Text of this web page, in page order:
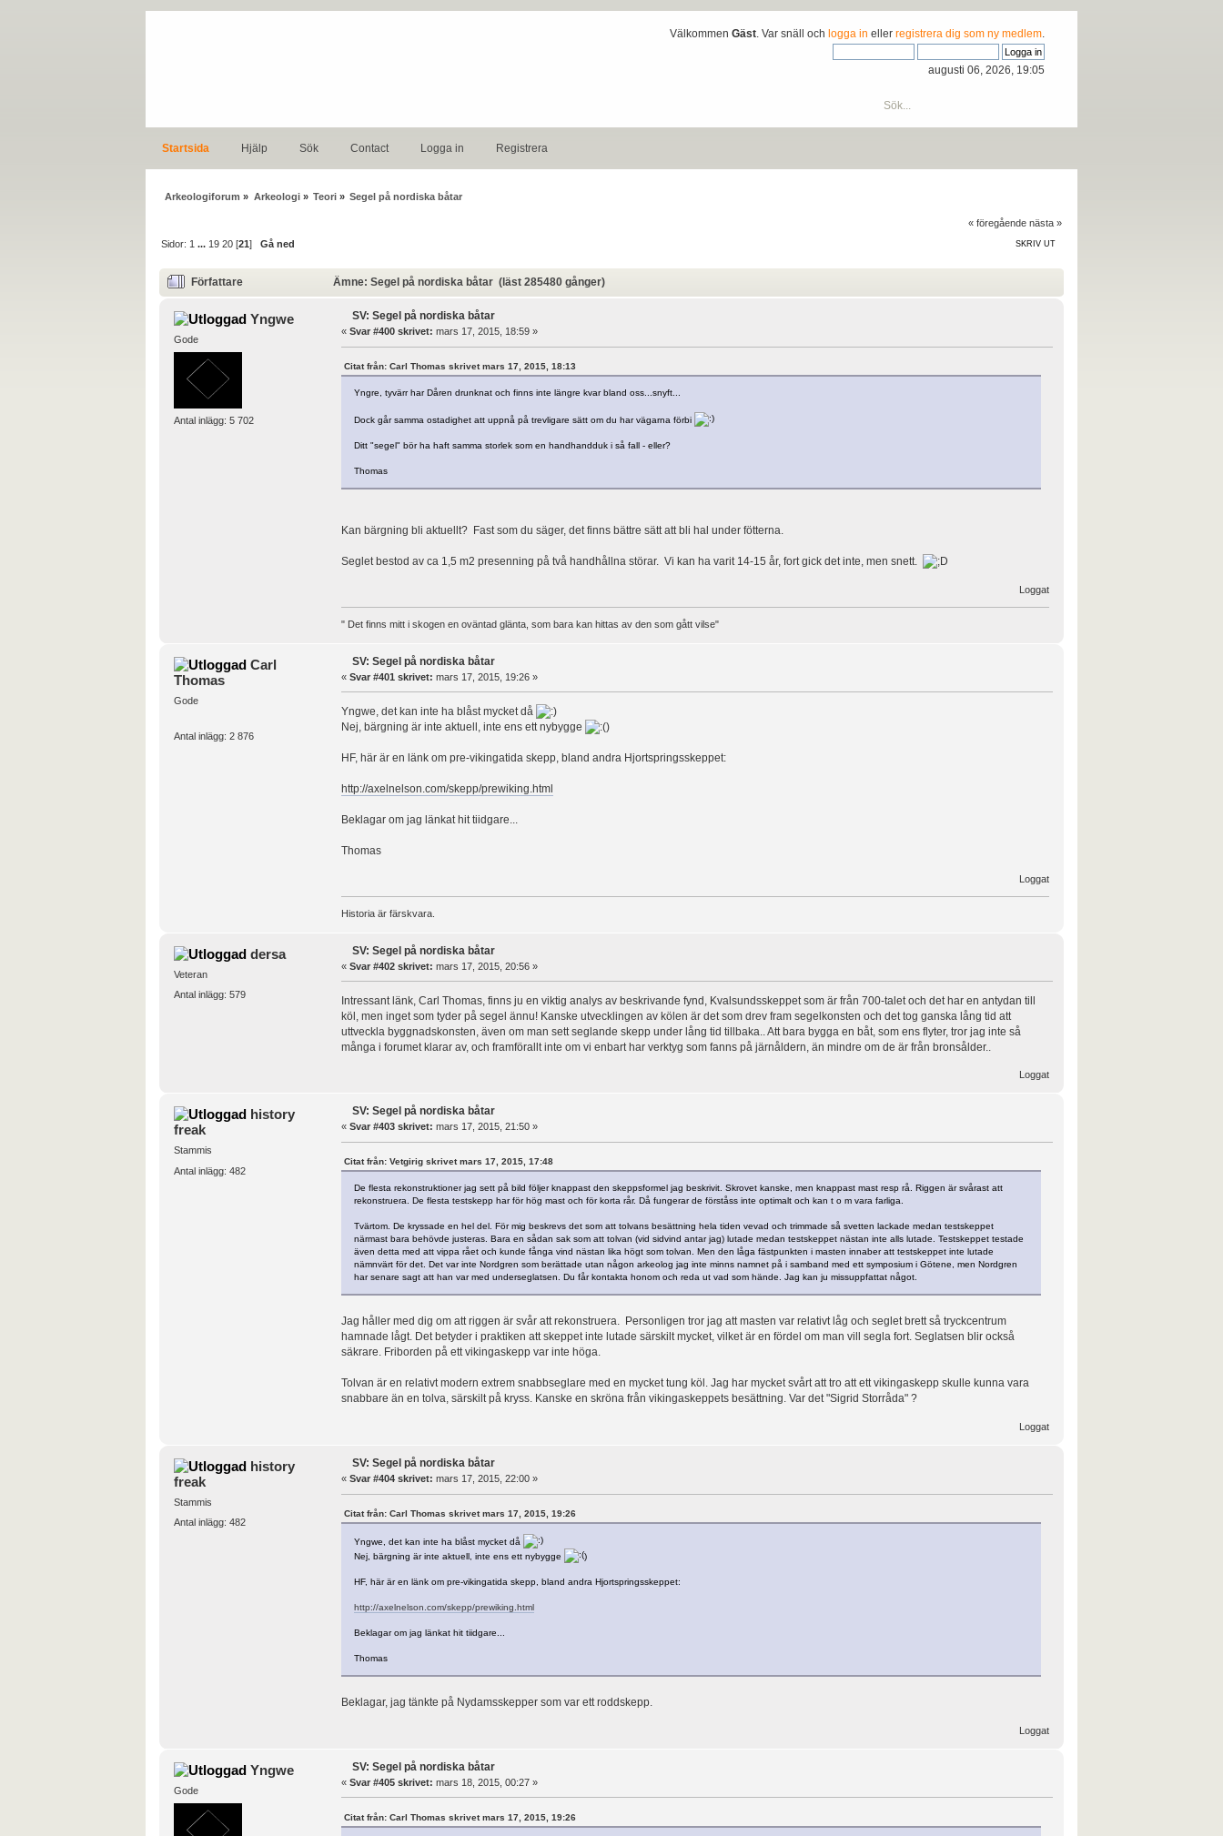
VälkommenGäst . Var snäll ochlogga in ellerregistrera dig som ny medlem
augusti 06, 2026, 19:05
Startsida Hjälp Sök Contact Logga in Registrera
Arkeologiforum » Arkeologi» Teori» Segel på nordiska båtar
« föregående nästa »
SKRIV UT
Sidor: 1 ... 19 20 [21]Gå ned
Författare Ämne: Segel på nordiska båtar (läst 285480 gånger)
Yngwe
Gode
Antal inlägg: 5 702
SV: Segel på nordiska båtar
« Svar #400 skrivet: mars 17, 2015, 18:59 »
Citat från: Carl Thomas skrivet mars 17, 2015, 18:13
Yngre, tyvärr har Dåren drunknat och finns inte längre kvar bland oss...snyft...
Dock går samma ostadighet att uppnå på trevligare sätt om du har vägarna förbi
Ditt "segel" bör ha haft samma storlek som en handhandduk i så fall - eller?
Thomas
Kan bärgning bli aktuellt? Fast som du säger, det finns bättre sätt att bli hal under fötterna.
Seglet bestod av ca 1,5 m2 presenning på två handhållna störar. Vi kan ha varit 14-15 år, fort gick det inte, men snett.
Loggat
" Det finns mitt i skogen en oväntad glänta, som bara kan hittas av den som gått vilse"
Carl
Thomas
Gode
Antal inlägg: 2 876
SV: Segel på nordiska båtar
« Svar #401 skrivet: mars 17, 2015, 19:26 »
Yngwe, det kan inte ha blåst mycket då
Nej, bärgning är inte aktuell, inte ens ett nybygge
)
HF, här är en länk om pre-vikingatida skepp, bland andra Hjortspringsskeppet:
http://axelnelson.com/skepp/prewiking.html
Beklagar om jag länkat hit tiidgare...
Thomas
Loggat
Historia är färskvara.
dersa
Veteran
Antal inlägg: 579
SV: Segel på nordiska båtar
« Svar #402 skrivet: mars 17, 2015, 20:56 »
Intressant länk, Carl Thomas, finns ju en viktig analys av beskrivande fynd, Kvalsundsskeppet som är från 700-talet och det har en antydan till
köl, men inget som tyder på segel ännu! Kanske utvecklingen av kölen är det som drev fram segelkonsten och det tog ganska lång tid att
uttveckla byggnadskonsten, även om man sett seglande skepp under lång tid tillbaka.. Att bara bygga en båt, som ens flyter, tror jag inte så
många i forumet klarar av, och framförallt inte om vi enbart har verktyg som fanns på järnåldern, än mindre om de är från bronsålder..
Loggat
history
freak
Stammis
Antal inlägg: 482
SV: Segel på nordiska båtar
« Svar #403 skrivet: mars 17, 2015, 21:50 »
Citat från: Vetgirig skrivet mars 17, 2015, 17:48
De flesta rekonstruktioner jag sett på bild följer knappast den skeppsformel jag beskrivit. Skrovet kanske, men knappast mast resp rå. Riggen är svårast att
rekonstruera. De flesta testskepp har för hög mast och för korta rår. Då fungerar de förståss inte optimalt och kan t o m vara farliga.
Tvärtom. De kryssade en hel del. För mig beskrevs det som att tolvans besättning hela tiden vevad och trimmade så svetten lackade medan testskeppet
närmast bara behövde justeras. Bara en sådan sak som att tolvan (vid sidvind antar jag) lutade medan testskeppet nästan inte alls lutade. Testskeppet testade
även detta med att vippa rået och kunde fånga vind nästan lika högt som tolvan. Men den låga fästpunkten i masten innaber att testskeppet inte lutade
nämnvärt för det. Det var inte Nordgren som berättade utan någon arkeolog jag inte minns namnet på i samband med ett symposium i Götene, men Nordgren
har senare sagt att han var med underseglatsen. Du får kontakta honom och reda ut vad som hände. Jag kan ju missuppfattat något.
Jag håller med dig om att riggen är svår att rekonstruera. Personligen tror jag att masten var relativt låg och seglet brett så tryckcentrum
hamnade lågt. Det betyder i praktiken att skeppet inte lutade särskilt mycket, vilket är en fördel om man vill segla fort. Seglatsen blir också
säkrare. Friborden på ett vikingaskepp var inte höga.
Tolvan är en relativt modern extrem snabbseglare med en mycket tung köl. Jag har mycket svårt att tro att ett vikingaskepp skulle kunna vara
snabbare än en tolva, särskilt på kryss. Kanske en skröna från vikingaskeppets besättning. Var det "Sigrid Storråda" ?
Loggat
history
freak
Stammis
Antal inlägg: 482
SV: Segel på nordiska båtar
« Svar #404 skrivet: mars 17, 2015, 22:00 »
Citat från: Carl Thomas skrivet mars 17, 2015, 19:26
Yngwe, det kan inte ha blåst mycket då
Nej, bärgning är inte aktuell, inte ens ett nybygge
)
HF, här är en länk om pre-vikingatida skepp, bland andra Hjortspringsskeppet:
http://axelnelson.com/skepp/prewiking.html
Beklagar om jag länkat hit tiidgare...
Thomas
Beklagar, jag tänkte på Nydamsskepper som var ett roddskepp.
Loggat
Yngwe
Gode
SV: Segel på nordiska båtar
« Svar #405 skrivet: mars 18, 2015, 00:27 »
Citat från: Carl Thomas skrivet mars 17, 2015, 19:26